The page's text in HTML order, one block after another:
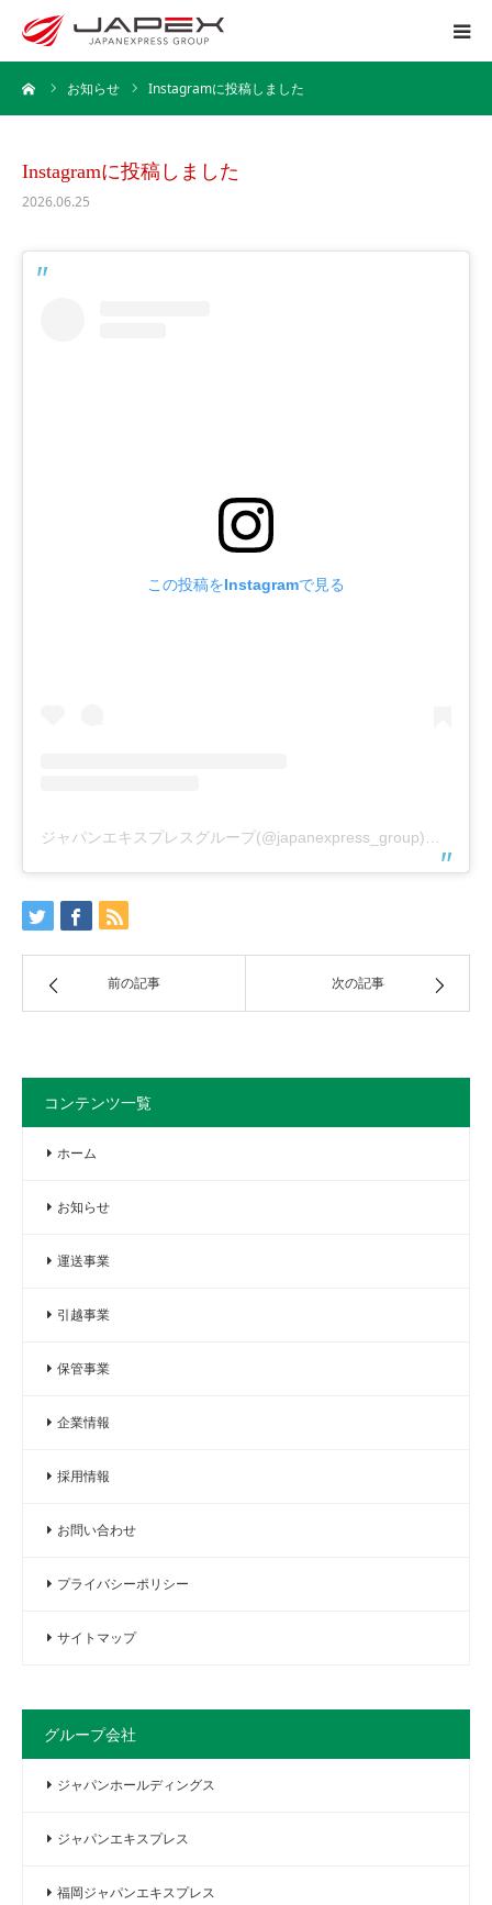
お知らせ Instagramに投稿しました
Instagramに投稿しました
2026.06.25
この投稿をInstagramで見る
前の記事 次の記事
コンテンツ一覧
ホーム
お知らせ
運送事業
引越事業
保管事業
企業情報
採用情報
お問い合わせ
プライバシーポリシー
サイトマップ
グループ会社
ジャパンホールディングス
ジャパンエキスプレス
福岡ジャパンエキスプレス
ホーム